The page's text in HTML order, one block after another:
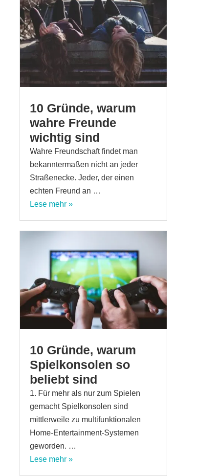
10 Gründe, warum
wahre Freunde
wichtig sind
Wahre Freundschaft findet man
bekanntermaßen nicht an jeder
Straßenecke. Jeder, der einen
echten Freund an …
Lese mehr »
10 Gründe, warum
Spielkonsolen so
beliebt sind
1. Für mehr als nur zum Spielen
gemacht Spielkonsolen sind
mittlerweile zu multifunktionalen
Home-Entertainment-Systemen
geworden. …
Lese mehr »